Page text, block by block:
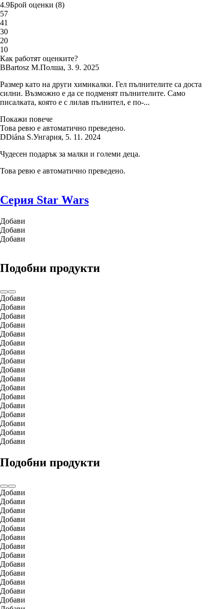
4.9Брой оценки (8)
57
41
30
20
10
Как работят оценките?
BBartosz M.Полша, 3. 9. 2025
Размер като на други химикалки. Гел пълнителите са доста
силни. Възможно е да се подменят пълнителите. Само
писалката, която е с лилав пълнител, е по-...
Покажи повече
Това ревю е автоматично преведено.
DDiána S.Унгария, 5. 11. 2024
Чудесен подарък за малки и големи деца.
Това ревю е автоматично преведено.
Серия Star Wars
Добави
Добави
Добави
Подобни продукти
Добави
Добави
Добави
Добави
Добави
Добави
Добави
Добави
Добави
Добави
Добави
Добави
Добави
Добави
Добави
Добави
Добави
Подобни продукти
Добави
Добави
Добави
Добави
Добави
Добави
Добави
Добави
Добави
Добави
Добави
Добави
Добави